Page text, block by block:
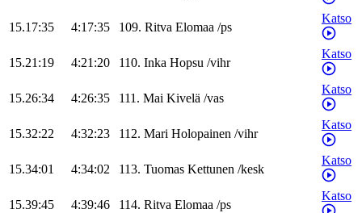
15.17:35 4:17:35 109. Ritva Elomaa /ps
Katso
15.21:19 4:21:20 110. Inka Hopsu /vihr
Katso
15.26:34 4:26:35 111. Mai Kivelä /vas
Katso
15.32:22 4:32:23 112. Mari Holopainen /vihr
Katso
15.34:01 4:34:02 113. Tuomas Kettunen /kesk
Katso
15.39:45 4:39:46 114. Ritva Elomaa /ps
Katso